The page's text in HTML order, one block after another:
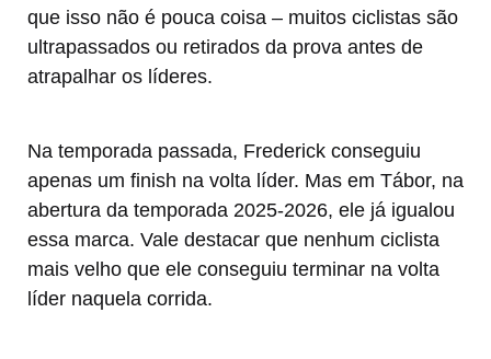
que isso não é pouca coisa – muitos ciclistas são
ultrapassados ou retirados da prova antes de
atrapalhar os líderes.
Na temporada passada, Frederick conseguiu
apenas um finish na volta líder. Mas em Tábor, na
abertura da temporada 2025-2026, ele já igualou
essa marca. Vale destacar que nenhum ciclista
mais velho que ele conseguiu terminar na volta
líder naquela corrida.